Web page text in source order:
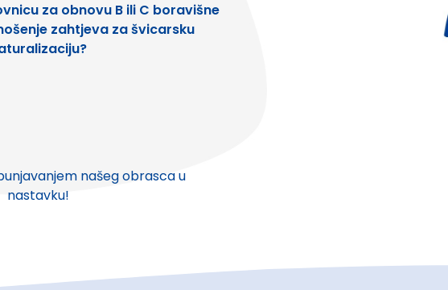
za obnovu B ili C boravišne
zahtjeva za švicarsku
našeg obrasca u
nastavku!